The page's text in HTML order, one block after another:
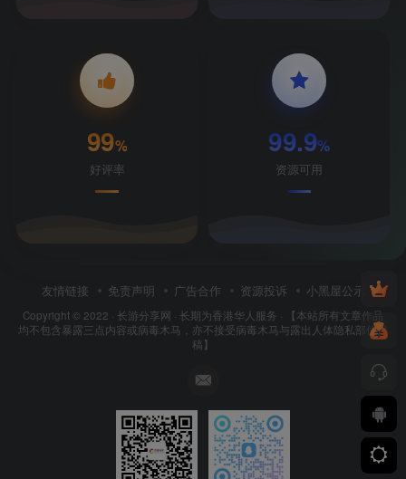
99%
好评率
99.9%
资源可用
友情链接 免责声明 广告合作 资源投诉 小黑屋公示
Copyright © 2022 · 长游分享网 · 长期为香港华人服务 · 【本站所有文章作品
均不包含暴露三点内容或病毒木马，亦不接受病毒木马与露出人体隐私部位投
稿】